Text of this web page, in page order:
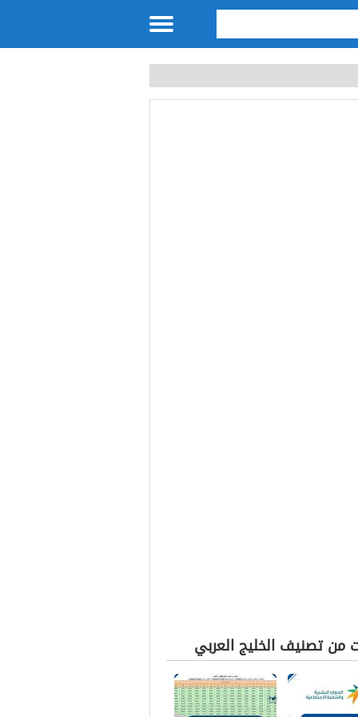
من تصنيف الخليج العربي